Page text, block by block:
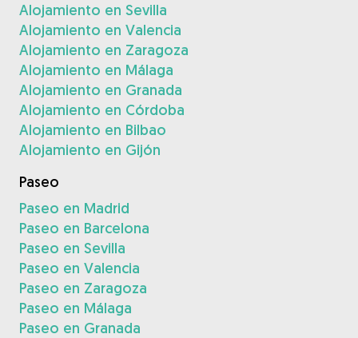
Alojamiento en Sevilla
Alojamiento en Valencia
Alojamiento en Zaragoza
Alojamiento en Málaga
Alojamiento en Granada
Alojamiento en Córdoba
Alojamiento en Bilbao
Alojamiento en Gijón
Paseo
Paseo en Madrid
Paseo en Barcelona
Paseo en Sevilla
Paseo en Valencia
Paseo en Zaragoza
Paseo en Málaga
Paseo en Granada